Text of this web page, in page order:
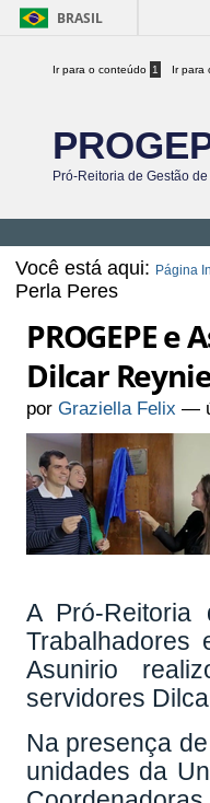
BRASIL
Ir para o conteúdo 1 Ir para
Pró-Reitoria de Gestão
Você está aqui: Página
Perla Peres
PROGEPE
Dilcar
porGraziella Felix —
A Pró-
Asunirio
servidores
Na presença
unidades da